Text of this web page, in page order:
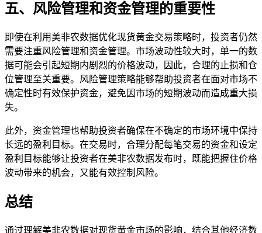
五、风险管理和资金管理的重要性
即使在利用美非农数据优化现货黄金交易策略时，投资者仍然
需要注重风险管理和资金管理。市场波动性较大时，单一的数
据可能会引起短期内剧烈的价格波动，因此，合理的止损和仓
位管理至关重要。风险管理策略能够帮助投资者在面对市场不
确定性时有效保护资金，避免因市场的短期波动而造成重大损
失。
此外，资金管理也帮助投资者确保在不确定的市场环境中保持
长远的盈利目标。在交易时，合理分配每笔交易的资金和设定
盈利目标能够让投资者在美非农数据发布时，既能把握住价格
波动带来的机会，又能有效控制风险。
总结
通过理解美非农数据对现货黄金市场的影响，结合其他经济数